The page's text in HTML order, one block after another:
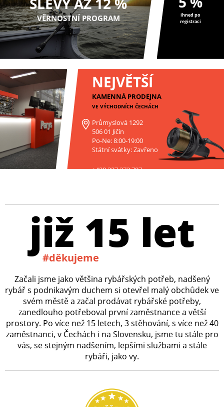
VĚRNOSTNÍ PROGRAM
ihned po
registraci
NEJVĚTŠÍ
KAMENNÁ PRODEJNA
VE VÝCHODNÍCH ČECHÁCH
Průmyslová 1292
506 01 Jičín
Po-Ne: 8:00-19:00
Státní svátky: Zavřeno
+420 227 272 797
již 15 let
#děkujeme
Začali jsme jako většina rybářských potřeb, nadšený
rybář s podnikavým duchem si otevřel malý obchůdek ve
svém městě a začal prodávat rybářské potřeby,
zanedlouho potřeboval první zaměstnance a větší
prostory. Po více než 15 letech, 3 stěhování, s více než 40
zaměstnanci, v Čechách i na Slovensku, jsme tu stále pro
vás, se stejným nadšením, lepšími službami a stále
rybáři, jako vy.